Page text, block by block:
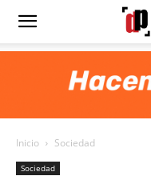
Diario
Portada
Inicio Sociedad
Sociedad